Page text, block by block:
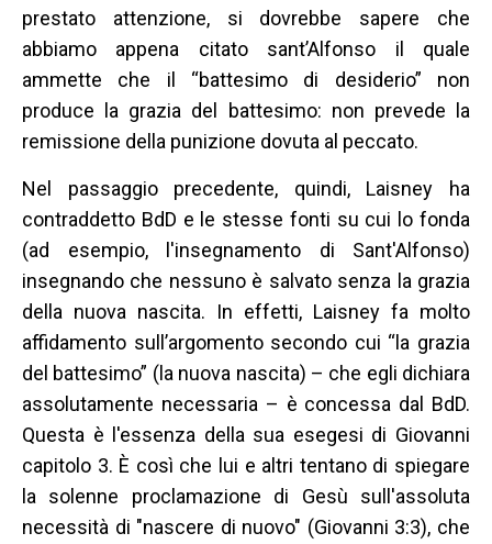
prestato attenzione, si dovrebbe sapere che
abbiamo appena citato sant’Alfonso il quale
ammette che il “battesimo di desiderio” non
produce la grazia del battesimo: non prevede la
remissione della punizione dovuta al peccato.
Nel passaggio precedente, quindi, Laisney ha
contraddetto BdD e le stesse fonti su cui lo fonda
(ad esempio, l'insegnamento di Sant'Alfonso)
insegnando che nessuno è salvato senza la grazia
della nuova nascita. In effetti, Laisney fa molto
affidamento sull’argomento secondo cui “la grazia
del battesimo” (la nuova nascita) – che egli dichiara
assolutamente necessaria – è concessa dal BdD.
Questa è l'essenza della sua esegesi di Giovanni
capitolo 3. È così che lui e altri tentano di spiegare
la solenne proclamazione di Gesù sull'assoluta
necessità di "nascere di nuovo" (Giovanni 3:3), che